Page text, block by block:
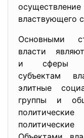
властвующего
Основными
власти
и сферы
субъектам
элитные
группы и